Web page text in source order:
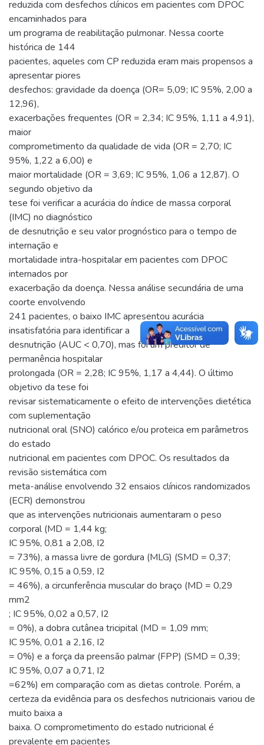
reduzida com desfechos clínicos em pacientes com DPOC
encaminhados para
um programa de reabilitação pulmonar. Nessa coorte
histórica de 144
pacientes, aqueles com CP reduzida eram mais propensos a
apresentar piores
desfechos: gravidade da doença (OR= 5,09; IC 95%, 2,00 a
12,96),
exacerbações frequentes (OR = 2,34; IC 95%, 1,11 a 4,91),
maior
comprometimento da qualidade de vida (OR = 2,70; IC
95%, 1,22 a 6,00) e
maior mortalidade (OR = 3,69; IC 95%, 1,06 a 12,87). O
segundo objetivo da
tese foi verificar a acurácia do índice de massa corporal
(IMC) no diagnóstico
de desnutrição e seu valor prognóstico para o tempo de
internação e
mortalidade intra-hospitalar em pacientes com DPOC
internados por
exacerbação da doença. Nessa análise secundária de uma
coorte envolvendo
241 pacientes, o baixo IMC apresentou acurácia
insatisfatória para identificar a
desnutrição (AUC < 0,70), mas foi um preditor de
permanência hospitalar
prolongada (OR = 2,28; IC 95%, 1,17 a 4,44). O último
objetivo da tese foi
revisar sistematicamente o efeito de intervenções dietética
com suplementação
nutricional oral (SNO) calórico e/ou proteica em parâmetros
do estado
nutricional em pacientes com DPOC. Os resultados da
revisão sistemática com
meta-análise envolvendo 32 ensaios clínicos randomizados
(ECR) demonstrou
que as intervenções nutricionais aumentaram o peso
corporal (MD = 1,44 kg;
IC 95%, 0,81 a 2,08, I2
= 73%), a massa livre de gordura (MLG) (SMD = 0,37;
IC 95%, 0,15 a 0,59, I2
= 46%), a circunferência muscular do braço (MD = 0,29
mm2
; IC 95%, 0,02 a 0,57, I2
= 0%), a dobra cutânea tricipital (MD = 1,09 mm;
IC 95%, 0,01 a 2,16, I2
= 0%) e a força da preensão palmar (FPP) (SMD = 0,39;
IC 95%, 0,07 a 0,71, I2
=62%) em comparação com as dietas controle. Porém, a
certeza da evidência para os desfechos nutricionais variou de
muito baixa a
baixa. O comprometimento do estado nutricional é
prevalente em pacientes